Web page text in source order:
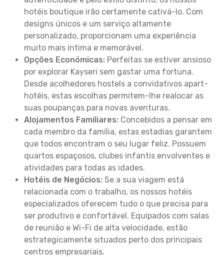
hotéis boutique irão certamente cativá-lo. Com
designs únicos e um serviço altamente
personalizado, proporcionam uma experiência
muito mais íntima e memorável.
Opções Económicas: Perfeitas se estiver ansioso
por explorar Kayseri sem gastar uma fortuna.
Desde acolhedores hostels a convidativos apart-
hotéis, estas escolhas permitem-lhe realocar as
suas poupanças para novas aventuras.
Alojamentos Familiares: Concebidos a pensar em
cada membro da família, estas estadias garantem
que todos encontram o seu lugar feliz. Possuem
quartos espaçosos, clubes infantis envolventes e
atividades para todas as idades.
Hotéis de Negócios: Se a sua viagem está
relacionada com o trabalho, os nossos hotéis
especializados oferecem tudo o que precisa para
ser produtivo e confortável. Equipados com salas
de reunião e Wi-Fi de alta velocidade, estão
estrategicamente situados perto dos principais
centros empresariais.